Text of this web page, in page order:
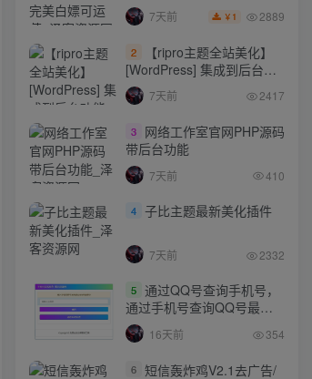
7天前 ￥ 1 2889
2
【ripro主题全站美化】
[WordPress] 集成到后台功
能的全站美化包
WordPress…
7天前 2417
3
网络工作室官网PHP源码
带后台功能
7天前 410
4 子比主题最新美化插件
7天前 2332
5 通过QQ号查询手机号，
通过手机号查询QQ号最新
网站源码
16天前 354
6 短信轰炸鸡V2.1去广告/